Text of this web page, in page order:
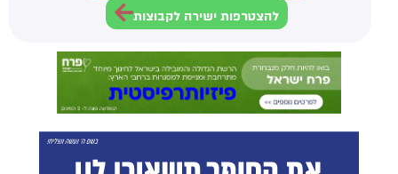
להצטרפות ישירה לקבוצות